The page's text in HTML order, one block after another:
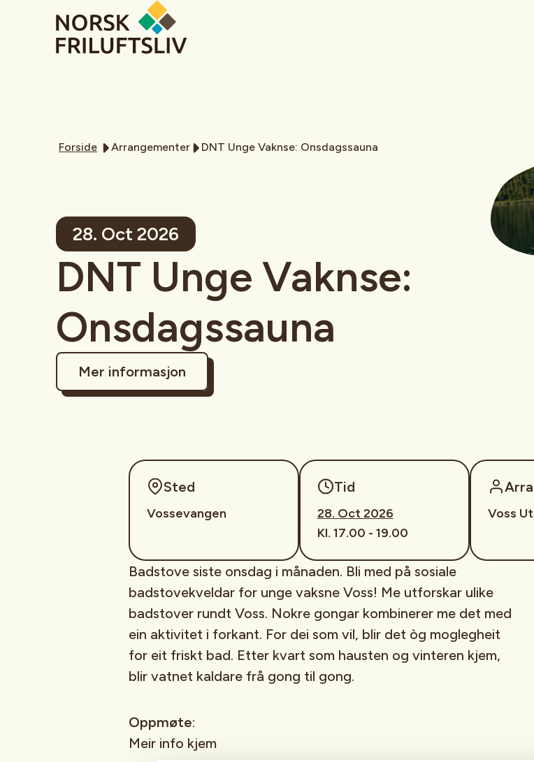
Forside Arrangementer DNT Unge Vaknse: Onsdagssauna
28. Oct 2026
DNT Unge Vaknse:
Onsdagssauna
Mer informasjon
Sted
Vossevangen
Tid
28. Oct 2026
Kl. 17.00 - 19.00
Voss
Badstove siste onsdag i månaden. Bli med på sosiale
badstovekveldar for unge vaksne Voss! Me utforskar ulike
badstover rundt Voss. Nokre gongar kombinerer me det med
ein aktivitet i forkant. For dei som vil, blir det òg moglegheit
for eit friskt bad. Etter kvart som hausten og vinteren kjem,
blir vatnet kaldare frå gong til gong.
Oppmøte:
Meir info kjem